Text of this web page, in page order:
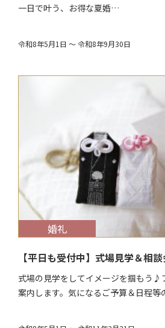
一日で叶う、お得な夏婚…
令和8年5月1日 ～ 令和8年9月30日
$target_date
婚礼
【平日も受付中】式場見学＆相
式場の見学をしてイメージを掴もう♪
案内します。気になるご予算＆日程